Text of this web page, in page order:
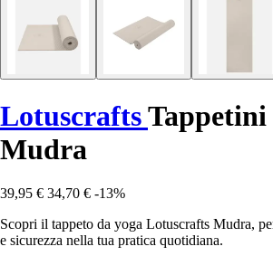
LotuscraftsTappetini
Mudra
39,95 € 34,70 € -13%
Scopri il tappeto da yoga Lotuscrafts Mudra,
e sicurezza nella tua pratica quotidiana.